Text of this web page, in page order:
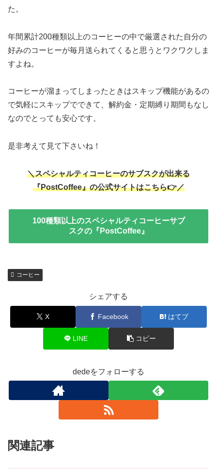
た。
年間累計200種類以上のコーヒーの中で厳選された自分の
好みのコーヒーが毎月送られてくると思うとワクワクしま
すよね。
コーヒーが溜まってしまったときはスキップ機能があるの
で気軽にスキップでできて、解約金・定期縛り期間もなし
なのでとっても安心です。
是非考えて見て下さいね！
＼スペシャルティコーヒーのサブスクが出来る
『PostCoffee』の公式サイトはこちら👉／
100種類以上のスペシャルティコーヒーサブ
スクの『PostCoffee』
コーヒー
シェアする
X Facebook はてブ
LINE コピー
dedeをフォローする
関連記事